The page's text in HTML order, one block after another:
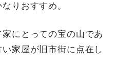
りおすすめ。
にとっての宝の山であ
家屋が旧市街に点在し